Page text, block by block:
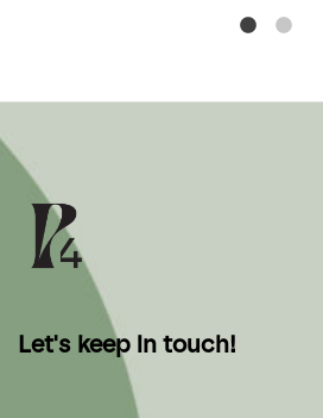
Let's keep in touch!